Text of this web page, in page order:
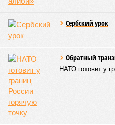
Сербский урок
Обратный
НАТО готовит у